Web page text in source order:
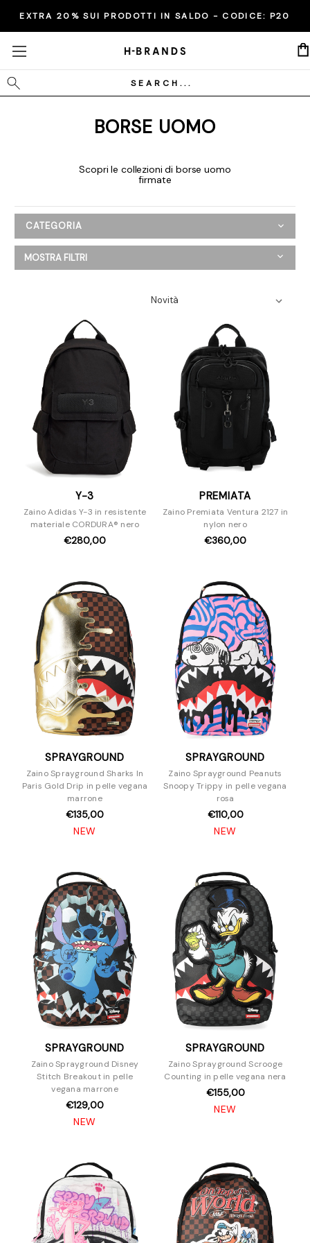
EXTRA 20% SUI PRODOTTI IN SALDO - CODICE: P20
Cerca
BORSE UOMO
Scopri le collezioni di borse uomo
firmate
CATEGORIA
Uomo
Borse e Zaini
Accessori
MOSTRA FILTRI
Y-3
Zaino Adidas Y-3 in resistente
materiale CORDURA® nero
€280,00
PREMIATA
Zaino Premiata Ventura 2127 in
nylon nero
€360,00
SPRAYGROUND
Zaino Sprayground Sharks In
Paris Gold Drip in pelle vegana
marrone
€135,00
NEW
SPRAYGROUND
Zaino Sprayground Peanuts
Snoopy Trippy in pelle vegana
rosa
€110,00
NEW
SPRAYGROUND
Zaino Sprayground Disney
Stitch Breakout in pelle
vegana marrone
€129,00
NEW
SPRAYGROUND
Zaino Sprayground Scrooge
Counting in pelle vegana nera
€155,00
NEW